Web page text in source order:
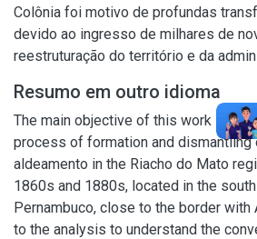
Colônia foi motivo de profundas
devido ao ingresso de milhares de
reestruturação do território e da
Resumo em outro idioma
The main objective of this work is to
process of formation and dismantling
aldeamento in the Riacho do Mato
1860s and 1880s, located in the
Pernambuco, close to the border with
to the analysis to understand the